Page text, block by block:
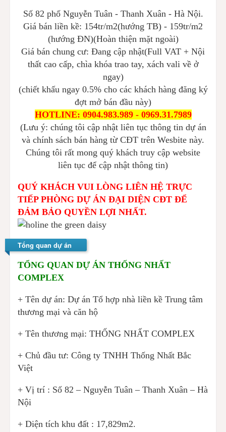
Số 82 phố Nguyễn Tuân - Thanh Xuân - Hà Nội.
Giá bán liền kề: 154tr/m2(hướng TB) - 159tr/m2
(hướng ĐN)(Hoàn thiện mặt ngoài)
Giá bán chung cư: Đang cập nhật(Full VAT + Nội
thất cao cấp, chìa khóa trao tay, xách vali về ở
ngay)
(chiết khấu ngay 0.5% cho các khách hàng đăng ký
đợt mở bán đầu này)
HOTLINE: 0904.983.989 - 0969.31.7989
(Lưu ý: chúng tôi cập nhật liên tục thông tin dự án
và chính sách bán hàng từ CĐT trên Wesbite này.
Chúng tôi rất mong quý khách truy cập website
liên tục để cập nhật thông tin)
QUÝ KHÁCH VUI LÒNG LIÊN HỆ TRỰC
TIẾP PHÒNG DỰ ÁN ĐẠI DIỆN CĐT ĐỂ
ĐẢM BẢO QUYỀN LỢI NHẤT.
Tổng quan dự án
TỔNG QUAN DỰ ÁN THỐNG NHẤT
COMPLEX
+ Tên dự án: Dự án Tổ hợp nhà liền kề Trung tâm
thương mại và căn hộ
+ Tên thương mại: THỐNG NHẤT COMPLEX
+ Chủ đầu tư: Công ty TNHH Thống Nhất Bắc
Việt
+ Vị trí : Số 82 – Nguyễn Tuân – Thanh Xuân – Hà
Nội
+ Diện tích khu đất : 17,829m2.